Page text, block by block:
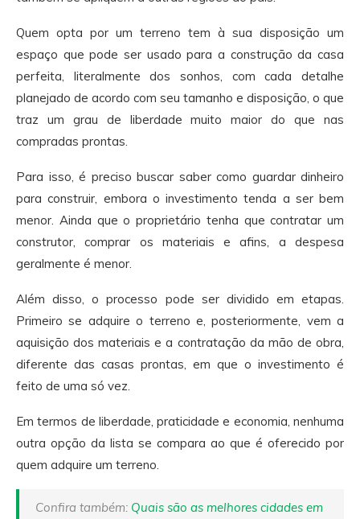
Quem opta por um terreno tem à sua disposição um
espaço que pode ser usado para a construção da casa
perfeita, literalmente dos sonhos, com cada detalhe
planejado de acordo com seu tamanho e disposição, o que
traz um grau de liberdade muito maior do que nas
compradas prontas.
Para isso, é preciso buscar saber como guardar dinheiro
para construir, embora o investimento tenda a ser bem
menor. Ainda que o proprietário tenha que contratar um
construtor, comprar os materiais e afins, a despesa
geralmente é menor.
Além disso, o processo pode ser dividido em etapas.
Primeiro se adquire o terreno e, posteriormente, vem a
aquisição dos materiais e a contratação da mão de obra,
diferente das casas prontas, em que o investimento é
feito de uma só vez.
Em termos de liberdade, praticidade e economia, nenhuma
outra opção da lista se compara ao que é oferecido por
quem adquire um terreno.
Confira também: Quais são as melhores cidades em